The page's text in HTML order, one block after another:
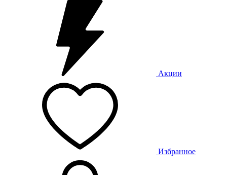
Акции
Избранное